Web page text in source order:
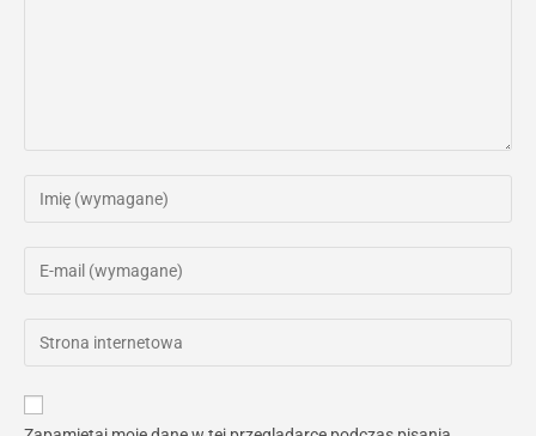
Enter
Enter
address
comment
Enter
website